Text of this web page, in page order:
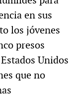
en sus
los jóvenes
presos
Unidos
que no